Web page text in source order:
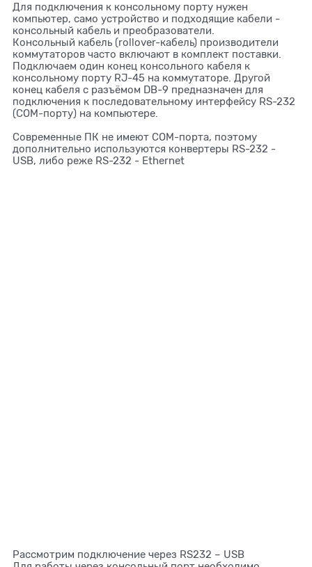
Для подключения к консольному порту нужен
компьютер, само устройство и подходящие кабели -
консольный кабель и преобразователи.
Консольный кабель (rollover-кабель) производители
коммутаторов часто включают в комплект поставки.
Подключаем один конец консольного кабеля к
консольному порту RJ-45 на коммутаторе. Другой
конец кабеля с разъёмом DB-9 предназначен для
подключения к последовательному интерфейсу RS-232
(COM-порту) на компьютере.
Современные ПК не имеют COM-порта, поэтому
дополнительно используются конвертеры RS-232 -
USB, либо реже RS-232 - Ethernet
Рассмотрим подключение через RS232 – USB